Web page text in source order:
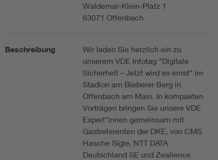
Waldemar-Klein-Platz 1
63071 Offenbach
Beschreibung
Wir laden Sie herzlich ein zu
unserem VDE Infotag "Digitale
Sicherheit – Jetzt wird es ernst" im
Stadion am Bieberer Berg in
Offenbach am Main. In kompakten
Vorträgen bringen Sie unsere VDE
Expert*innen gemeinsam mit
Gastreferenten der DKE, von CMS
Hasche Sigle, NTT DATA
Deutschland SE und Zealience